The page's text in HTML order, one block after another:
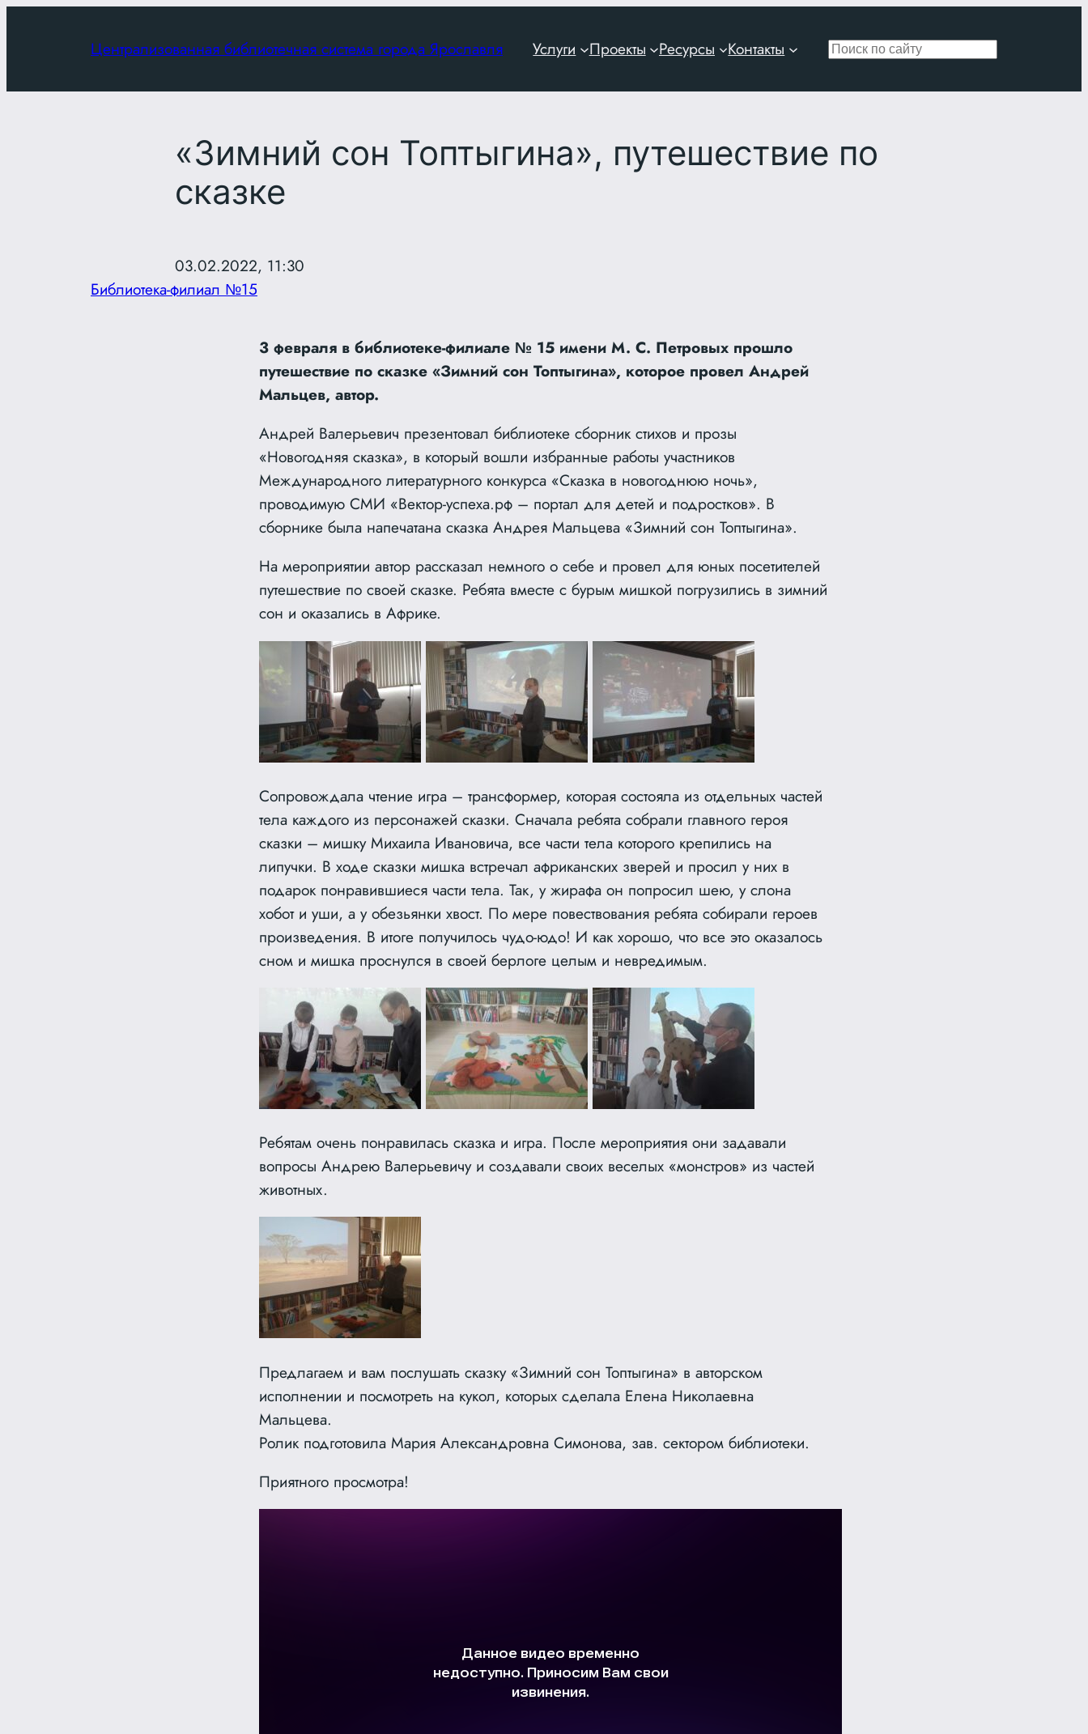
Централизованная библиотечная система города Ярославля Услуги Проекты Ресурсы Контакты Поиск
«Зимний сон Топтыгина», путешествие по
сказке
03.02.2022, 11:30
Библиотека-филиал №15
3 февраля в библиотеке-филиале № 15 имени М. С. Петровых прошло
путешествие по сказке «Зимний сон Топтыгина», которое провел Андрей
Мальцев, автор.
Андрей Валерьевич презентовал библиотеке сборник стихов и прозы
«Новогодняя сказка», в который вошли избранные работы участников
Международного литературного конкурса «Сказка в новогоднюю ночь»,
проводимую СМИ «Вектор-успеха.рф – портал для детей и подростков». В
сборнике была напечатана сказка Андрея Мальцева «Зимний сон Топтыгина».
На мероприятии автор рассказал немного о себе и провел для юных посетителей
путешествие по своей сказке. Ребята вместе с бурым мишкой погрузились в зимний
сон и оказались в Африке.
Сопровождала чтение игра – трансформер, которая состояла из отдельных частей
тела каждого из персонажей сказки. Сначала ребята собрали главного героя
сказки – мишку Михаила Ивановича, все части тела которого крепились на
липучки. В ходе сказки мишка встречал африканских зверей и просил у них в
подарок понравившиеся части тела. Так, у жирафа он попросил шею, у слона
хобот и уши, а у обезьянки хвост. По мере повествования ребята собирали героев
произведения. В итоге получилось чудо-юдо! И как хорошо, что все это оказалось
сном и мишка проснулся в своей берлоге целым и невредимым.
Ребятам очень понравилась сказка и игра. После мероприятия они задавали
вопросы Андрею Валерьевичу и создавали своих веселых «монстров» из частей
животных.
Предлагаем и вам послушать сказку «Зимний сон Топтыгина» в авторском
исполнении и посмотреть на кукол, которых сделала Елена Николаевна
Мальцева.
Ролик подготовила Мария Александровна Симонова, зав. сектором библиотеки.
Приятного просмотра!